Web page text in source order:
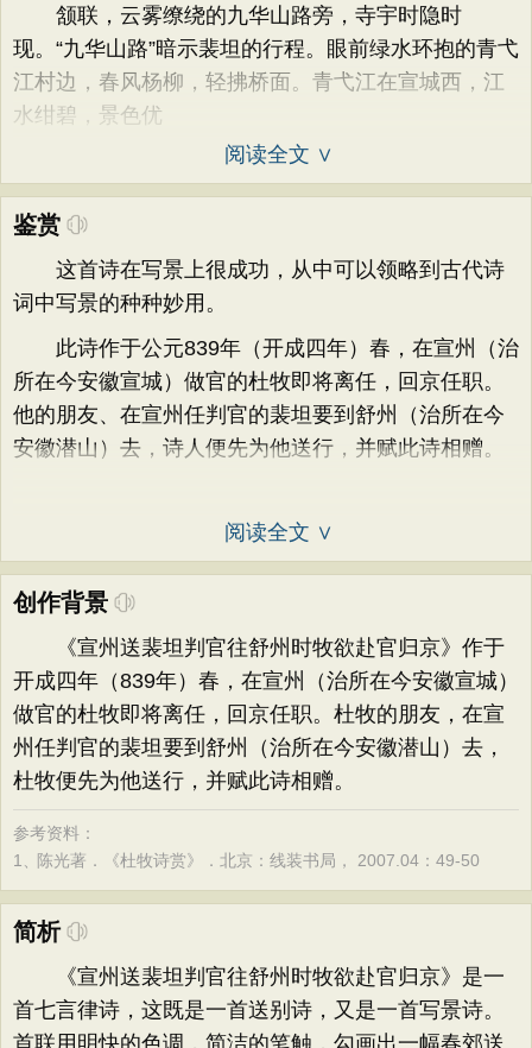
颔联，云雾缭绕的九华山路旁，寺宇时隐时
现。“九华山路”暗示裴坦的行程。眼前绿水环抱的青弋
江村边，春风杨柳，轻拂桥面。青弋江在宣城西，江
水绀碧，景色优
阅读全文 ∨
鉴赏
这首诗在写景上很成功，从中可以领略到古代诗
词中写景的种种妙用。
此诗作于公元839年（开成四年）春，在宣州（治
所在今安徽宣城）做官的杜牧即将离任，回京任职。
他的朋友、在宣州任判官的裴坦要到舒州（治所在今
安徽潜山）去，诗人便先为他送行，并赋此诗相赠。
阅读全文 ∨
创作背景
《宣州送裴坦判官往舒州时牧欲赴官归京》作于
开成四年（839年）春，在宣州（治所在今安徽宣城）
做官的杜牧即将离任，回京任职。杜牧的朋友，在宣
州任判官的裴坦要到舒州（治所在今安徽潜山）去，
杜牧便先为他送行，并赋此诗相赠。
参考资料：
1、 陈光著．《杜牧诗赏》．北京：线装书局， 2007.04：49-50
简析
《宣州送裴坦判官往舒州时牧欲赴官归京》是一
首七言律诗，这既是一首送别诗，又是一首写景诗。
首联用明快的色调，简洁的笔触，勾画出一幅春郊送